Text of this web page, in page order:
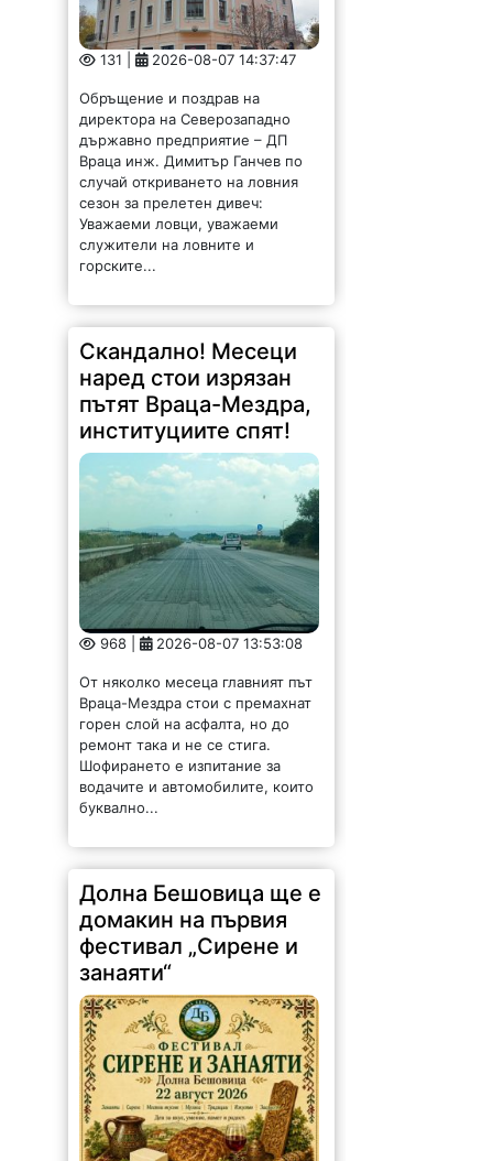
131 | 2026-08-07 14:37:47
Обръщение и поздрав на
директора на Северозападно
държавно предприятие – ДП
Враца инж. Димитър Ганчев по
случай откриването на ловния
сезон за прелетен дивеч:
Уважаеми ловци, уважаеми
служители на ловните и
горските...
Скандално! Месеци
наред стои изрязан
пътят Враца-Мездра,
институциите спят!
968 | 2026-08-07 13:53:08
От няколко месеца главният път
Враца-Мездра стои с премахнат
горен слой на асфалта, но до
ремонт така и не се стига.
Шофирането е изпитание за
водачите и автомобилите, които
буквално...
Долна Бешовица ще е
домакин на първия
фестивал „Сирене и
занаяти“